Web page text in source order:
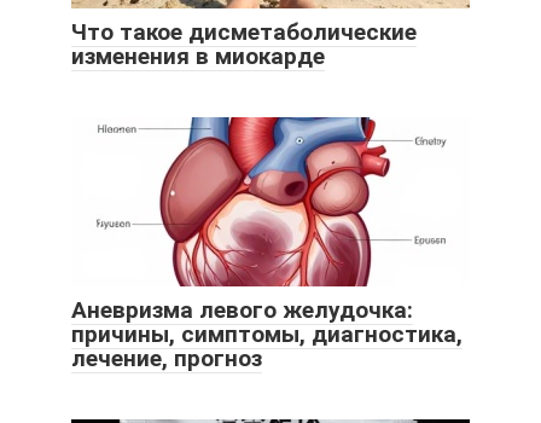
Что такое дисметаболические
изменения в миокарде
Аневризма левого желудочка:
причины, симптомы, диагностика,
лечение, прогноз